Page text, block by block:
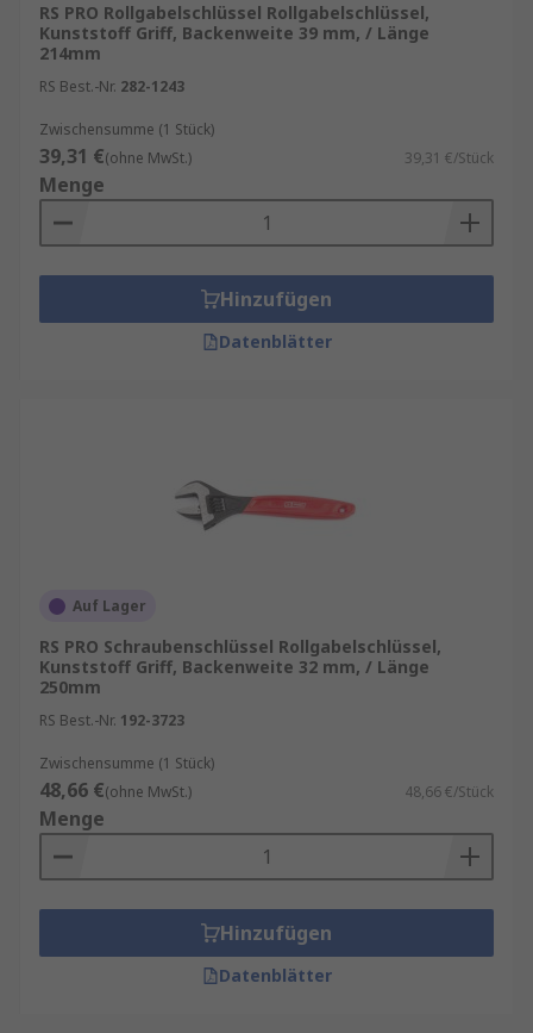
RS PRO Rollgabelschlüssel Rollgabelschlüssel,
Kunststoff Griff, Backenweite 39 mm, / Länge
214mm
RS Best.-Nr. 282-1243
Zwischensumme (1 Stück)
39,31 €(ohne MwSt.) 39,31 €/Stück
Menge
Hinzufügen
Datenblätter
Auf Lager
RS PRO Schraubenschlüssel Rollgabelschlüssel,
Kunststoff Griff, Backenweite 32 mm, / Länge
250mm
RS Best.-Nr. 192-3723
Zwischensumme (1 Stück)
48,66 €(ohne MwSt.) 48,66 €/Stück
Menge
Hinzufügen
Datenblätter